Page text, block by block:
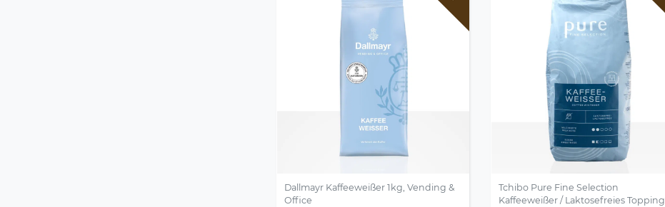
Dallmayr Kaffeeweißer 1kg, Vending &
Office
Tchibo Pure Fine Selection
Kaffeeweißer / Laktosefreies Topping